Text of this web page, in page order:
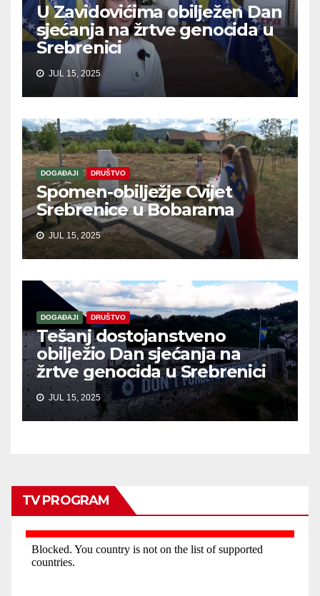
U Zavidovićima obilježen Dan
sjećanja na žrtve genocida u
Srebrenici
JUL 15, 2025
DOGAĐAJI DRUŠTVO
Spomen-obilježje Cvijet
Srebrenice u Bobarama
JUL 15, 2025
DOGAĐAJI DRUŠTVO
Tešanj dostojanstveno
obilježio Dan sjećanja na
žrtve genocida u Srebrenici
JUL 15, 2025
TV PROGRAM